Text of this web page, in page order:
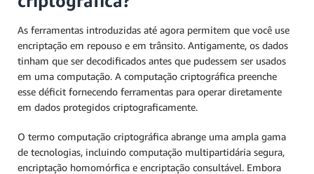
As ferramentas introduzidas até agora permitem que você use
encriptação em repouso e em trânsito. Antigamente, os dados
tinham que ser decodificados antes que pudessem ser usados
em uma computação. A computação criptográfica preenche
esse déficit fornecendo ferramentas para operar diretamente
em dados protegidos criptograficamente.
O termo computação criptográfica abrange uma ampla gama
de tecnologias, incluindo computação multipartidária segura,
encriptação homomórfica e encriptação consultável. Embora